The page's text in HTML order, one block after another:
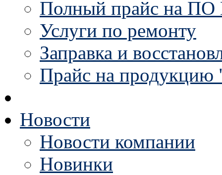
Полный прайс на ПО
Услуги по ремонту
Заправка и
Прайс на продукцию
Новости
Новости компании
Новинки